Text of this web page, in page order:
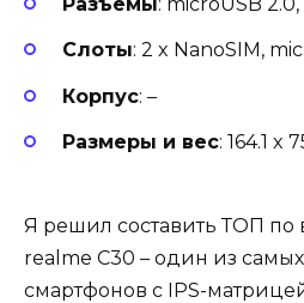
Слоты: 2 x NanoSIM,
Корпус: –
Размеры и вес: 164.1 x
Я решил составить ТОП по
realme C30 – один из
смартфонов с IPS-